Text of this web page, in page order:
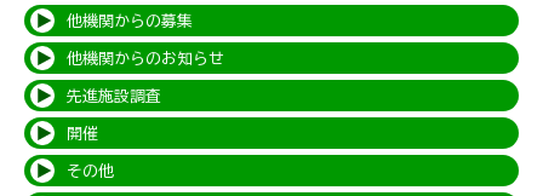
他機関からの募集
他機関からのお知らせ
先進施設調査
開催
その他